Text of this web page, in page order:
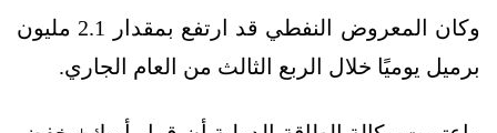
وكان المعروض النفطي قد ارتفع بمقدار 2.1 مليون
برميل يوميًا خلال الربع الثالث من العام الجاري.